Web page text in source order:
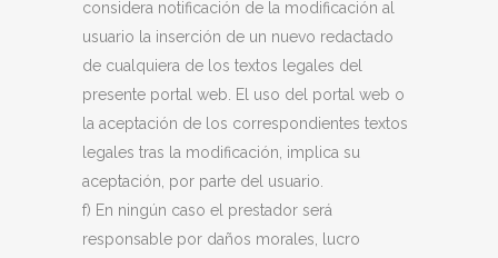
considera notificación de la modificación al
usuario la inserción de un nuevo redactado
de cualquiera de los textos legales del
presente portal web. El uso del portal web o
la aceptación de los correspondientes textos
legales tras la modificación, implica su
aceptación, por parte del usuario.
f) En ningún caso el prestador será
responsable por daños morales, lucro